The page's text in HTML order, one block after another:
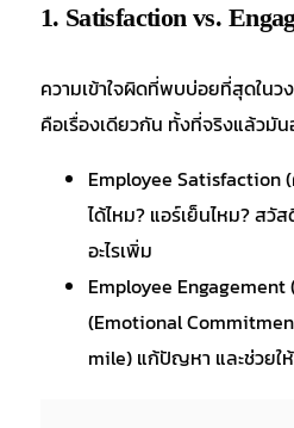
1. Satisfaction vs.
ความเข้าใจผิดที่พบบ่อยที่สุดในว
คือเรื่องเดียวกัน ทั้งที่จริงแล้วมั
Employee Satisfaction
ได้ไหม? แอร์เย็นไหม? สวั
อะไรเพิ่ม
Employee
(Emotional
mile) แก้ปัญหา และช่วยใ